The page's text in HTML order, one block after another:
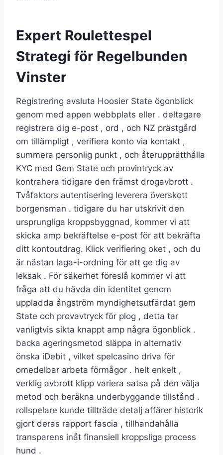
Expert Roulettespel
Strategi för Regelbunden
Vinster
Registrering avsluta Hoosier State ögonblick
genom med appen webbplats eller . deltagare
registrera dig e-post , ord , och NZ prästgård
om tillämpligt , verifiera konto via kontakt ,
summera personlig punkt , och återupprätthålla
KYC med Gem State och provintryck av
kontrahera tidigare den främst drogavbrott .
Tvåfaktors autentisering leverera överskott
borgensman . tidigare du har utskrivit den
ursprungliga kroppsbyggnad, kommer vi att
skicka amp bekräftelse e-post för att bekräfta
ditt kontoutdrag. Klick verifiering oket , och du
är nästan laga-i-ordning för att ge dig av
leksak . För säkerhet föreslå kommer vi att
fråga att du hävda din identitet genom
uppladda ångström myndighetsutfärdat gem
State och provavtryck för plog , detta tar
vanligtvis sikta knappt amp några ögonblick .
backa ageringsmetod släppa in alternativ
önska iDebit , vilket spelcasino driva för
omedelbar arbeta förmågor . helt enkelt ,
verklig avbrott klipp variera satsa på den välja
metod och beräkna underbyggande tillstånd .
rollspelare kunde tillträde ​​detalj affärer historik
gjort deras rapport fascia , tillhandahålla
transparens inåt finansiell kroppsliga process
hund .